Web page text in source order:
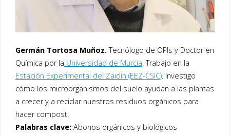
Germán Tortosa Muñoz.Tecnólogo de OPIs y Doctor en
Química por la Universidad de Murcia . Trabajo en la
Estación Experimental del Zaidín (EEZ-CSIC). Investigo
cómo los microorganismos del suelo ayudan a las plantas
a crecer y a reciclar nuestros residuos orgánicos para
hacer compost.
Palabras clave:Abonos orgánicos y biológicos